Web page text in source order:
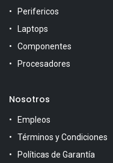
Perifericos
Laptops
Componentes
Procesadores
Nosotros
Empleos
Términos y Condiciones
Políticas de Garantía